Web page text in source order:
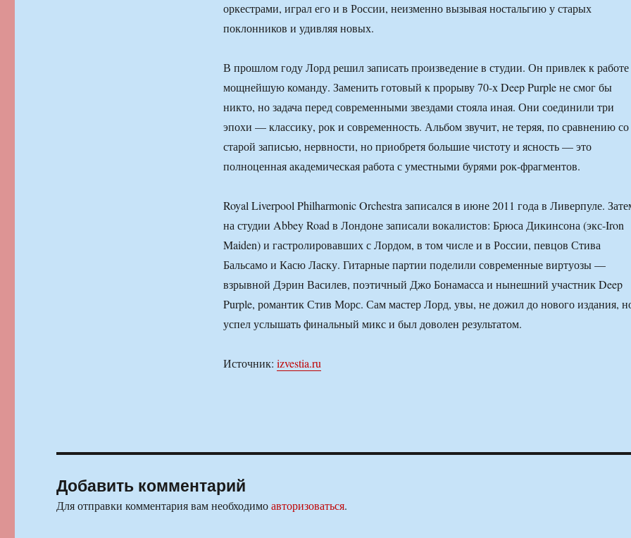
оркестрами, играл его и в России, неизменно вызывая ностальгию у старых
поклонников и удивляя новых.
В прошлом году Лорд решил записать произведение в студии. Он привлек к работе
мощнейшую команду. Заменить готовый к прорыву 70-х Deep Purple не смог бы
никто, но задача перед современными звездами стояла иная. Они соединили три
эпохи — классику, рок и современность. Альбом звучит, не теряя, по сравнению со
старой записью, нервности, но приобретя большие чистоту и ясность — это
полноценная академическая работа с уместными бурями рок-фрагментов.
Royal Liverpool Philharmonic Orchestra записался в июне 2011 года в Ливерпуле.
на студии Abbey Road в Лондоне записали вокалистов: Брюса Дикинсона (экс-Iron
Maiden) и гастролировавших с Лордом, в том числе и в России, певцов Стива
Бальсамо и Касю Ласку. Гитарные партии поделили современные виртуозы —
взрывной Дэрин Василев, поэтичный Джо Бонамасса и нынешний участник Deep
Purple, романтик Стив Морс. Сам мастер Лорд, увы, не дожил до нового издания,
успел услышать финальный микс и был доволен результатом.
Источник: izvestia.ru
Добавить комментарий
Для отправки комментария вам необходимоавторизоваться.